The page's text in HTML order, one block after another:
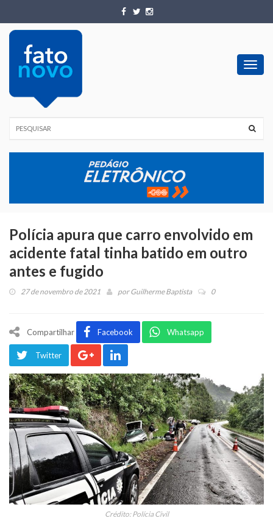
Polícia apura que carro envolvido em
acidente fatal tinha batido em outro
antes e fugido
27 de novembro de 2021 porGuilherme Baptista 0
Compartilhar Facebook Whatsapp
Twitter
Crédito: Polícia Civil